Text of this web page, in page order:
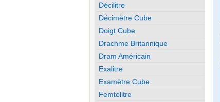
Décilitre
Décimètre Cube
Doigt Cube
Drachme Britannique
Dram Américain
Exalitre
Examètre Cube
Femtolitre